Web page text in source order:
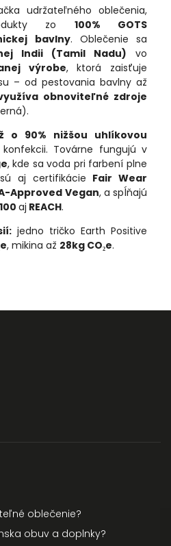
udržateľného oblečenia,
zo 100% GOTS
bavlny. Oblečenie sa
Indii (Tamil Nadu) vo
výrobe, ktorá zaisťuje
– od pestovania bavlny až
obnoviteľné zdroje
o 90% nižšou uhlíkovou
Továrne fungujú v
, kde sa voda pri farbení plne
aj certifikácie Fair Wear
Approved Vegan, a spĺňajú
aj REACH.
jedno tričko Earth Positive
, mikina až 28kg CO₂e.
oblečenie?
obuv a doplnky?